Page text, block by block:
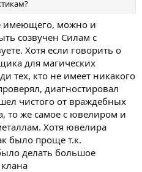
имеющего, можно и
созвучен Силам с
Хотя если говорить о
для магических
тех, кто не имеет никакого
диагностировал
чистого от враждебных
то же самое с ювелиром и
Хотя ювелира
было проще т.к.
делать большое